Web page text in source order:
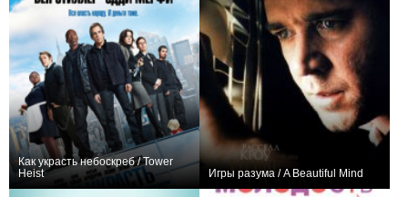
Как украсть небоскреб / Tower
Heist
Игры разума / A Beautiful Mind